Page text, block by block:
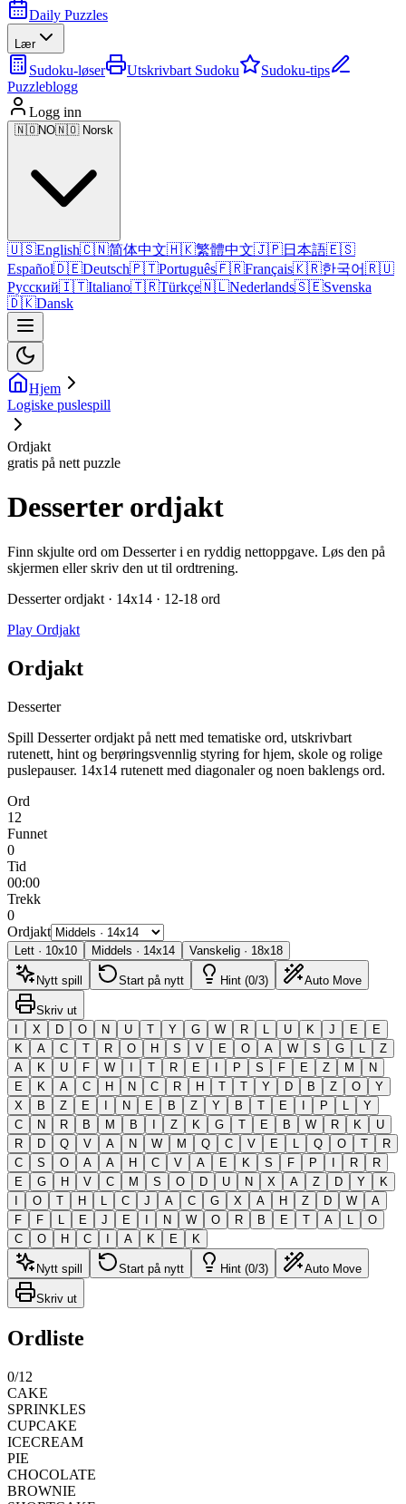
Daily Puzzles
Lær
Sudoku-løser Utskrivbart Sudoku
Sudoku-tips
Puzzleblogg
Logg inn
🇳🇴NO🇳🇴 Norsk
🇺🇸English🇨🇳简体中文🇭🇰繁體中文🇯🇵日本語🇪🇸
Español🇩🇪Deutsch🇵🇹Português🇫🇷Français🇰🇷한국어🇷🇺
Русский🇮🇹Italiano🇹🇷Türkçe🇳🇱Nederlands🇸🇪Svenska
🇩🇰Dansk
Hjem
Logiske puslespill
Ordjakt
gratis på nett puzzle
Desserter ordjakt
Finn skjulte ord om Desserter i en ryddig nettoppgave. Løs den på
skjermen eller skriv den ut til ordtrening.
Desserter ordjakt · 14x14 · 12-18 ord
Play Ordjakt
Ordjakt
Desserter
Spill Desserter ordjakt på nett med tematiske ord, utskrivbart
rutenett, hint og berøringsvennlig styring for hjem, skole og rolige
puslepauser. 14x14 rutenett med diagonaler og noen baklengs ord.
Ord
12
Funnet
0
Tid
00:00
Trekk
0
Ordjakt
Lett · 10x10 Middels · 14x14 Vanskelig · 18x18
Nytt spill Start på nytt Hint (0/3) Auto Move
Skriv ut
I
X D O N U T Y G W R L U K J E
E
K
A C T R O H S V E O A W S G L
Z
A
K U F W I T R E I P S F E Z M
N
E
K A C H N C R H T T Y D B Z O
Y
X
B Z E I N E B Z Y B T E I P L
Y
C
N R B M B I Z K G T E B W R K
U
R
D Q V A N W M Q C V E L Q O T
R
C
S O A A H C V A E K S F P I R
R
E
G H V C M S O D U N X A Z D Y
K
I
O T H L C J A C G X A H Z D W
A
F
F L E J E I N W O R B E T A L
O
C
O H C I A K E K
Nytt spill Start på nytt Hint (0/3) Auto Move
Skriv ut
Ordliste
0/12
CAKE
SPRINKLES
CUPCAKE
ICECREAM
PIE
CHOCOLATE
BROWNIE